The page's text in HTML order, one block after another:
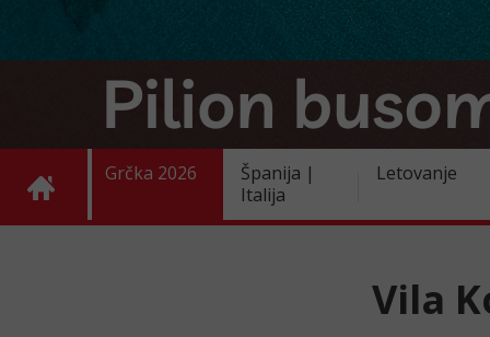
Grčka 2026
Španija |
Italija
Letovanje
Vila